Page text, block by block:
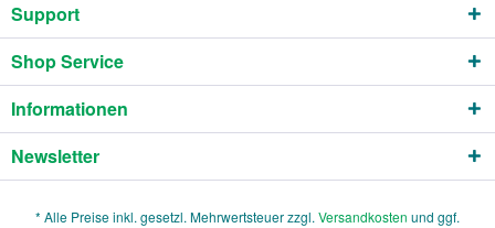
Support
Shop Service
Informationen
Newsletter
* Alle Preise inkl. gesetzl. Mehrwertsteuer zzgl. Versandkosten und ggf.